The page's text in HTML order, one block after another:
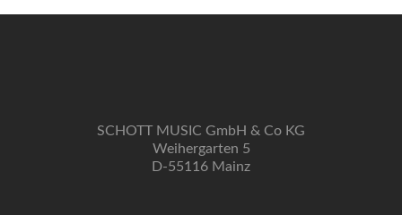
SCHOTT MUSIC GmbH & Co KG
Weihergarten 5
D-55116 Mainz